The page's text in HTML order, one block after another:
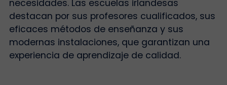
necesidades. Las escuelas irlandesas
destacan por sus profesores cualificados, sus
eficaces métodos de enseñanza y sus
modernas instalaciones, que garantizan una
experiencia de aprendizaje de calidad.